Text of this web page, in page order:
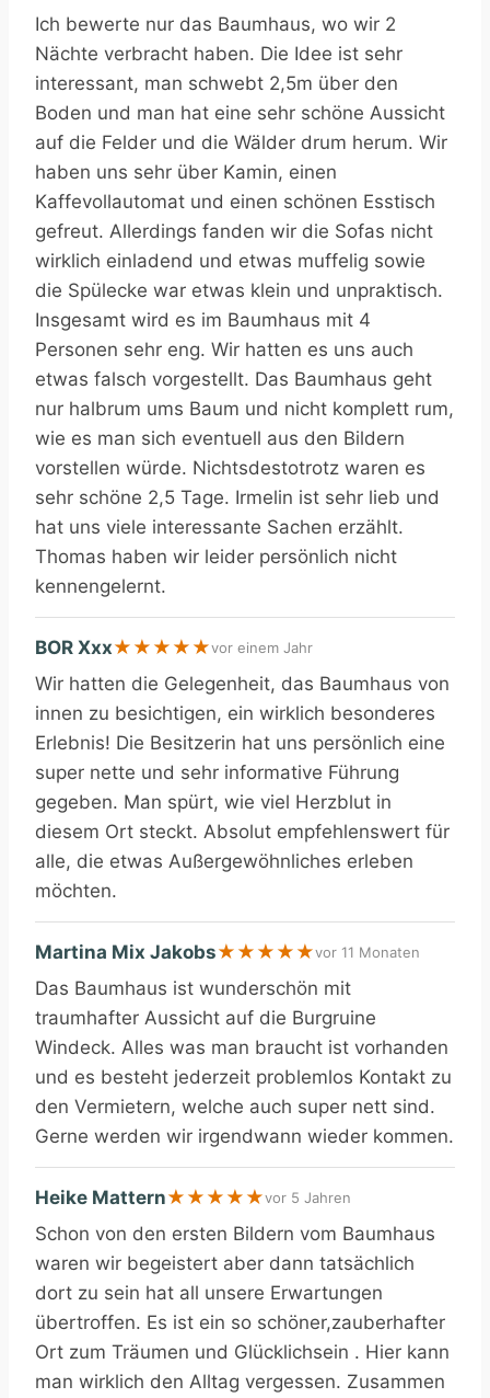
Ich bewerte nur das Baumhaus, wo wir 2
Nächte verbracht haben. Die Idee ist sehr
interessant, man schwebt 2,5m über den
Boden und man hat eine sehr schöne Aussicht
auf die Felder und die Wälder drum herum. Wir
haben uns sehr über Kamin, einen
Kaffevollautomat und einen schönen Esstisch
gefreut. Allerdings fanden wir die Sofas nicht
wirklich einladend und etwas muffelig sowie
die Spülecke war etwas klein und unpraktisch.
Insgesamt wird es im Baumhaus mit 4
Personen sehr eng. Wir hatten es uns auch
etwas falsch vorgestellt. Das Baumhaus geht
nur halbrum ums Baum und nicht komplett rum,
wie es man sich eventuell aus den Bildern
vorstellen würde. Nichtsdestotrotz waren es
sehr schöne 2,5 Tage. Irmelin ist sehr lieb und
hat uns viele interessante Sachen erzählt.
Thomas haben wir leider persönlich nicht
kennengelernt.
BOR Xxx★ ★ ★ ★ ★vor einem Jahr
Wir hatten die Gelegenheit, das Baumhaus von
innen zu besichtigen, ein wirklich besonderes
Erlebnis! Die Besitzerin hat uns persönlich eine
super nette und sehr informative Führung
gegeben. Man spürt, wie viel Herzblut in
diesem Ort steckt. Absolut empfehlenswert für
alle, die etwas Außergewöhnliches erleben
möchten.
Martina Mix Jakobs★ ★ ★ ★ ★vor 11 Monaten
Das Baumhaus ist wunderschön mit
traumhafter Aussicht auf die Burgruine
Windeck. Alles was man braucht ist vorhanden
und es besteht jederzeit problemlos Kontakt zu
den Vermietern, welche auch super nett sind.
Gerne werden wir irgendwann wieder kommen.
Heike Mattern★ ★ ★ ★ ★vor 5 Jahren
Schon von den ersten Bildern vom Baumhaus
waren wir begeistert aber dann tatsächlich
dort zu sein hat all unsere Erwartungen
übertroffen. Es ist ein so schöner,zauberhafter
Ort zum Träumen und Glücklichsein . Hier kann
man wirklich den Alltag vergessen. Zusammen